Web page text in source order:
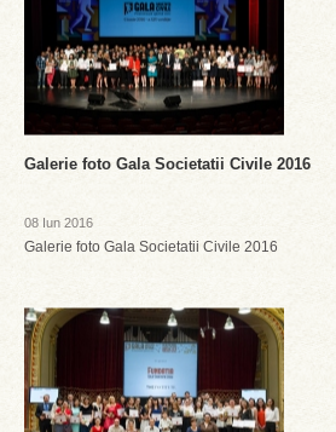
Galerie foto Gala Societatii Civile 2016
08 Iun 2016
Galerie foto Gala Societatii Civile 2016